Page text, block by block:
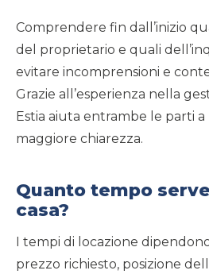
Comprendere fin dall’inizio
del proprietario e quali
evitare incomprensioni e
Grazie all’esperienza nella
Estia aiuta entrambe le parti
maggiore chiarezza.
Quanto tempo
casa?
I tempi di locazione
prezzo richiesto, posizione